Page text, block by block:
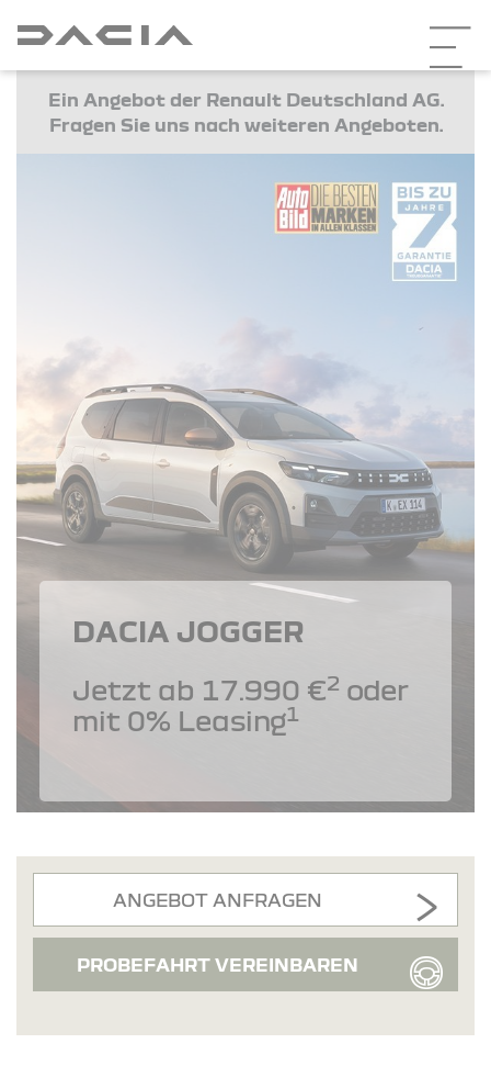
Ein Angebot der Renault Deutschland AG.
Fragen Sie uns nach weiteren Angeboten.
DACIA JOGGER
Jetzt ab 17.990 €2 oder
mit 0% Leasing1
ANGEBOT ANFRAGEN
PROBEFAHRT VEREINBAREN